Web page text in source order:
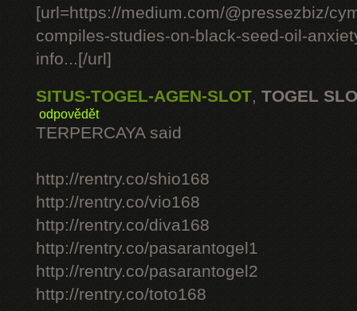
[url=https://medium.com/@pressezbiz/
compiles-studies-on-black-seed-oil-
info...[/url]
SITUS-TOGEL-AGEN-SLOT,TOGEL
odpovědět
TERPERCAYA said
http://rentry.co/shio168
http://rentry.co/vio168
http://rentry.co/diva168
http://rentry.co/pasarantogel1
http://rentry.co/pasarantogel2
http://rentry.co/toto168